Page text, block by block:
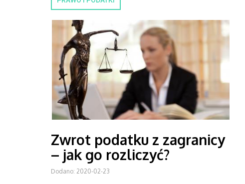
Zwrot podatku z zagranicy
– jak go rozliczyć?
Dodano: 2020-02-23